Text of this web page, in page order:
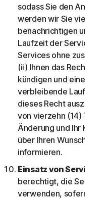
sodass Sie den
werden wir Sie vierzehn
benachrichtigen und (i)
Laufzeit der Services
Services ohne
(ii) Ihnen das Recht
kündigen und eine
verbleibende Laufzeit
dieses Recht auszuüben,
von vierzehn (14) Tagen,
Änderung und Ihr
über Ihren Wunsch zur
informieren.
Einsatz von Services
berechtigt, die Services
verwenden, sofern Ihre